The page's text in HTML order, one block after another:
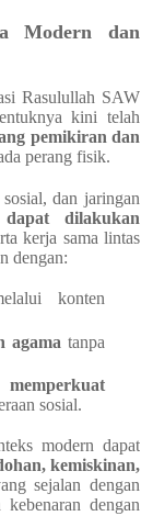
Modern dan
Rasulullah SAW
kini telah
pemikiran dan
perang fisik.
dan jaringan
dilakukan
kerja sama lintas
dengan:
konten
agama tanpa
sosial.
modern dapat
kemiskinan,
sejalan dengan
dengan